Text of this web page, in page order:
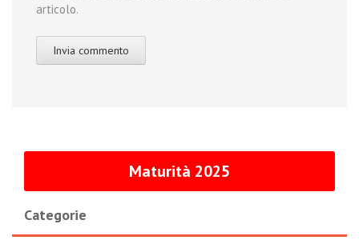
articolo.
Maturità 2025
Categorie